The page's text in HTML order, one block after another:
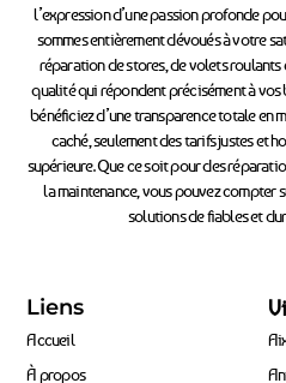
l’expression d’une passion profonde
sommes entièrement dévoués à votre
réparation de stores, de volets
qualité qui répondent précisément à vos
bénéficiez d’une transparence totale en
caché, seulement des tarifs justes et
supérieure. Que ce soit pour des
la maintenance, vous pouvez compter
solutions de fiables et
Liens
Accueil
À propos